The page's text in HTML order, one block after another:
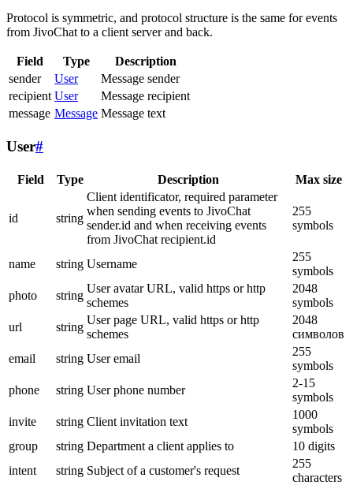
Protocol is symmetric, and protocol structure is the same for events
from JivoChat to a client server and back.
Field Type
Description
sender
User
Message sender
recipient User
Message recipient
message Message Message text
User#
Field Type Description Max size
id string
Client identificator, required parameter
when sending events to JivoChat
sender.id and when receiving events
from JivoChat recipient.id
255
symbols
name string Username
255
symbols
photo
string
User avatar URL, valid https or http
schemes
2048
symbols
url
string
User page URL, valid https or http
schemes
2048
символов
email
string User email
255
symbols
phone
string User phone number
2-15
symbols
invite
string Client invitation text
1000
symbols
group
string Department a client applies to
10 digits
intent
string Subject of a customer's request
255
characters